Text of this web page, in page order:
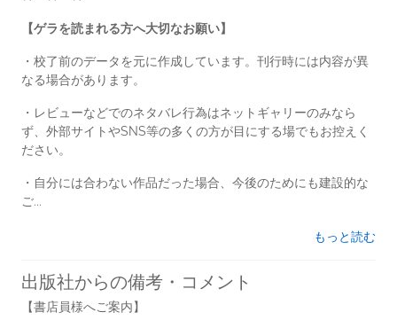
【ゲラを読まれる方へ大切なお願い】
・校了前のデータを元に作成しています。刊行時には内容が異
なる場合があります。
・レビューなどでのネタバレ行為はネットギャリーのみなら
ず、外部サイトやSNS等の多くの方が目にする場でもお控えく
ださい。
・自分には合わない作品だった場合、今後のためにも建設的な
ご...
もっと読む
出版社からの備考・コメント
【書店員様へご案内】